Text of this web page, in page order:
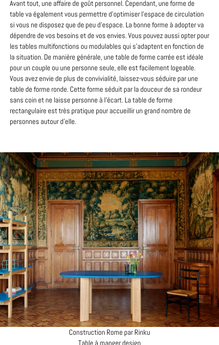
Avant tout, une affaire de goût personnel. Cependant, une forme de
table va également vous permettre d’optimiser l’espace de circulation
si vous ne disposez que de peu d’espace. La bonne forme à adopter va
dépendre de vos besoins et de vos envies. Vous pouvez aussi opter pour
les tables multifonctions ou modulables qui s’adaptent en fonction de
la situation. De manière générale, une table de forme carrée est idéale
pour un couple ou une personne seule, elle est facilement logeable.
Vous avez envie de plus de convivialité, laissez-vous séduire par une
table de forme ronde. Cette forme séduit par la douceur de sa rondeur
sans coin et ne laisse personne à l’écart. La table de forme
rectangulaire est très pratique pour accueillir un grand nombre de
personnes autour d’elle.
Construction Rome par Rinku
Table à manger design